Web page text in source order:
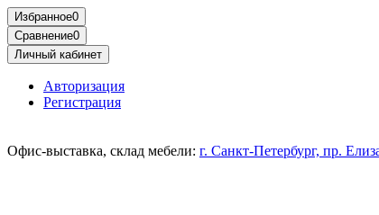
Избранное0
Сравнение0
Личный кабинет
Авторизация
Регистрация
Офис-выставка, склад мебели: г. Санкт-Петербург, пр.